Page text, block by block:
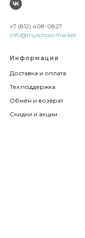
+7 (812) 408-0827
info@myschool.market
Информация
Доставка и оплата
Тех.поддержка
Обмен и возврат
Скидки и акции